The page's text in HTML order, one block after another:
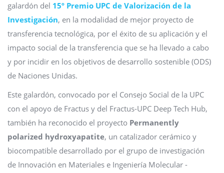
galardón del 15º Premio UPC de Valorización de la
Investigación, en la modalidad de mejor proyecto de
transferencia tecnológica, por el éxito de su aplicación y el
impacto social de la transferencia que se ha llevado a cabo
y por incidir en los objetivos de desarrollo sostenible (ODS)
de Naciones Unidas.
Este galardón, convocado por el Consejo Social de la UPC
con el apoyo de Fractus y del Fractus-UPC Deep Tech Hub,
también ha reconocido el proyecto Permanently
polarized hydroxyapatite, un catalizador cerámico y
biocompatible desarrollado por el grupo de investigación
de Innovación en Materiales e Ingeniería Molecular -